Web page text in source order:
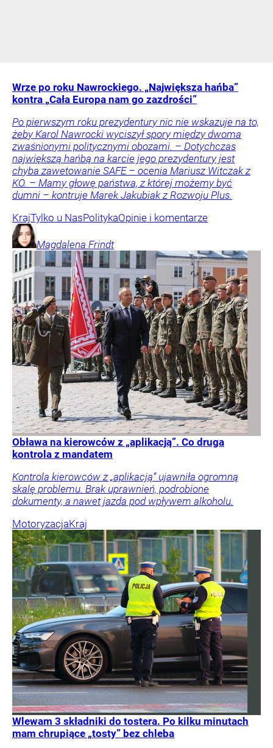
Wrze po roku Nawrockiego. „Największa hańba”
kontra „Cała Europa nam go zazdrości”
Po pierwszym roku prezydentury nic nie wskazuje na to,
żeby Karol Nawrocki wyciszył spory między dwoma
zwaśnionymi politycznymi obozami. – Dotychczas
największą hańbą na karcie jego prezydentury jest
chyba zawetowanie SAFE – ocenia Mariusz Witczak z
KO. – Mamy głowę państwa, z której możemy być
dumni – kontruje Marek Jakubiak z Rozwoju Plus.
KrajTylko u NasPolitykaOpinie i komentarze
Magdalena Frindt
Obława na kierowców z „aplikacją”. Co druga
kontrola z mandatem
Kontrola kierowców z „aplikacją” ujawniła ogromną
skalę problemu. Brak uprawnień, podrobione
dokumenty, a nawet jazda pod wpływem alkoholu.
MotoryzacjaKraj
Wlewam 3 składniki do tostera. Po kilku minutach
mam chrupiące „tosty” bez chleba